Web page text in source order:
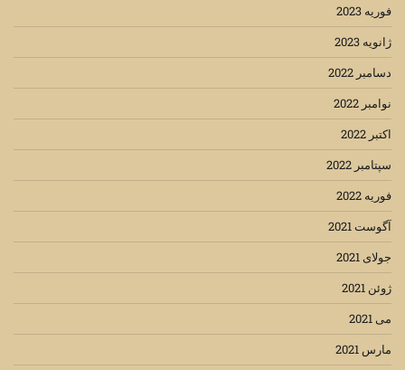
فوریه 2023
ژانویه 2023
دسامبر 2022
نوامبر 2022
اکتبر 2022
سپتامبر 2022
فوریه 2022
آگوست 2021
جولای 2021
ژوئن 2021
می 2021
مارس 2021